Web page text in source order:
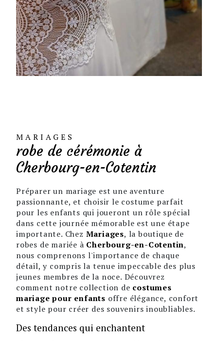
MARIAGES
robe de cérémonie à
Cherbourg-en-Cotentin
Préparer un mariage est une aventure
passionnante, et choisir le costume parfait
pour les enfants qui joueront un rôle spécial
dans cette journée mémorable est une étape
importante. Chez Mariages, la boutique de
robes de mariée à Cherbourg-en-Cotentin,
nous comprenons l'importance de chaque
détail, y compris la tenue impeccable des plus
jeunes membres de la noce. Découvrez
comment notre collection de costumes
mariage pour enfants offre élégance, confort
et style pour créer des souvenirs inoubliables.
Des tendances qui enchantent